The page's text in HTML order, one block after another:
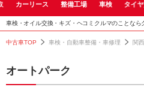
カーリース 整備工場 車検 タイ
車検・オイル交換・キズ・ヘコミクルマのことなら
中古車TOP 車検・自動車整備・車修理 関西
オートパーク